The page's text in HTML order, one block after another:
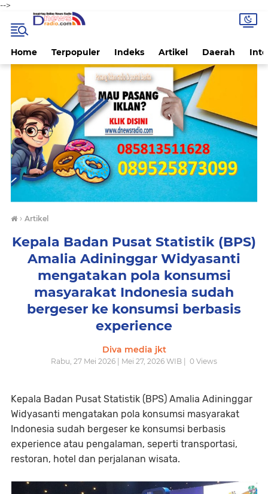
-->
Home Terpopuler Indeks Artikel Daerah
› Artikel
Kepala Badan Pusat Statistik (BPS)
Amalia Adininggar Widyasanti
mengatakan pola konsumsi
masyarakat Indonesia sudah
bergeser ke konsumsi berbasis
experience
Diva media jkt
Rabu, 27 Mei 2026 | Mei 27, 2026 WIB | 0 Views
Kepala Badan Pusat Statistik (BPS) Amalia Adininggar
Widyasanti mengatakan pola konsumsi masyarakat
Indonesia sudah bergeser ke konsumsi berbasis
experience atau pengalaman, seperti transportasi,
restoran, hotel dan perjalanan wisata.